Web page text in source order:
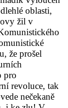
oblasti,
žil v
že prošel
pro
revoluce, tak
nečekaně